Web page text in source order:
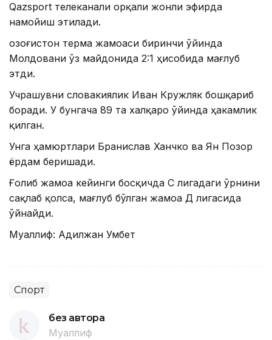
Qazsport телеканали орқали жонли эфирда
намойиш этилади.
Қозоғистон терма жамоаси биринчи ўйинда
Молдовани ўз майдонида 2:1 ҳисобида мағлуб
этди.
Учрашувни словакиялик Иван Кружляк бошқариб
боради. У бунгача 89 та халқаро ўйинда ҳакамлик
қилган.
Унга ҳамюртлари Бранислав Ханчко ва Ян Позор
ёрдам беришади.
Ғолиб жамоа кейинги босқичда C лигадаги ўрнини
сақлаб қолса, мағлуб бўлган жамоа Д лигасида
ўйнайди.
Муаллиф: Адилжан Умбет
Спорт
без автора
Муаллиф